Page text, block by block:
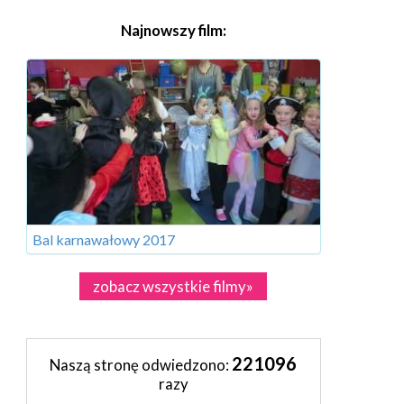
Najnowszy film:
Bal karnawałowy 2017
zobacz wszystkie filmy»
Naszą stronę odwiedzono: 221096
razy